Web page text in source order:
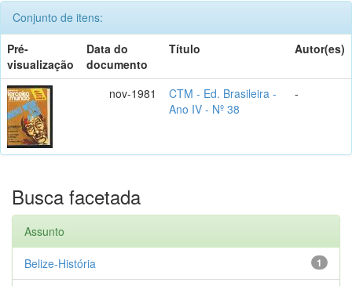
Conjunto de itens:
Pré-
visualização
Data do
documento
Título Autor(es)
nov-1981
CTM - Ed. Brasileira -
Ano IV - Nº 38
-
Busca facetada
Assunto
1
Belize-História